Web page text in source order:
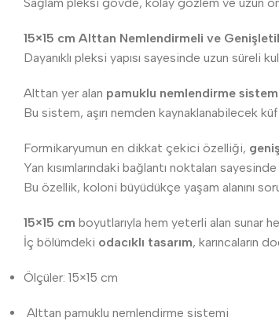
15×15 cm Alttan Nemlendirmeli ve
Dayanıklı pleksi yapısı sayesinde uzun süreli
Alttan yer alan pamuklu nemlendirme
Bu sistem, aşırı nemden kaynaklanabilecek
Formikaryumun en dikkat çekici özelliği,
Yan kısımlarındaki bağlantı noktaları
Bu özellik, koloni büyüdükçe yaşam alanını
15×15 cm boyutlarıyla hem yeterli alan sunar
İç bölümdeki odacıklı tasarım, karıncaların
Ölçüler: 15×15 cm
Alttan pamuklu nemlendirme sistemi